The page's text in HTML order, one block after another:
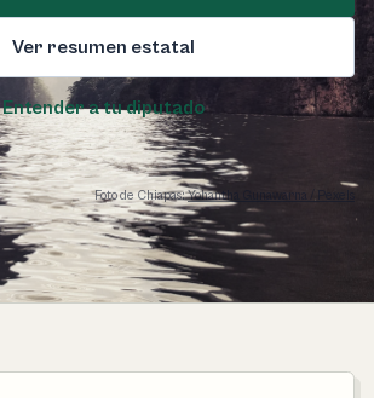
Ver resumen estatal
Entender a tu diputado
Foto de Chiapas:Yohantha Gunawarna / Pexels